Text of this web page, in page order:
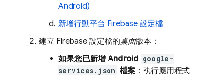
Android)
新增行動平台 Firebase 設定檔
建立 Firebase 設定檔的桌面版本：
如果您已新增 Android google-
services.json 檔案 ：執行應用程式